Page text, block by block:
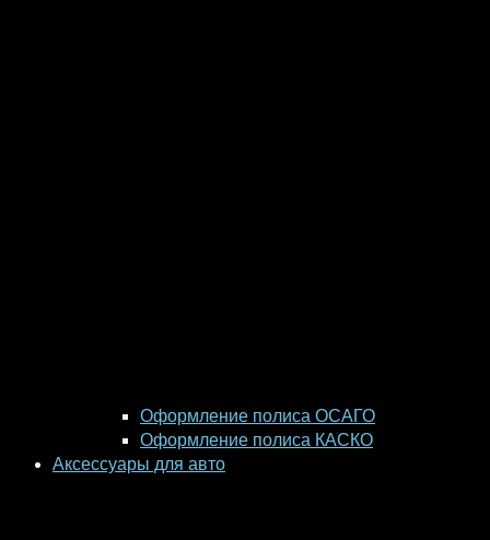
Оформление полиса ОСАГО
Оформление полиса КАСКО
Аксессуары для авто